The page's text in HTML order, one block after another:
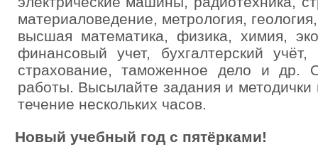
материаловедение, метрология,
высшая математика, физика, химия,
финансовый учет, бухгалтерский
страхование, таможенное дело и др.
работы. Высылайте задания и
течение нескольких часов.
Новый учебный год с пятёрками!